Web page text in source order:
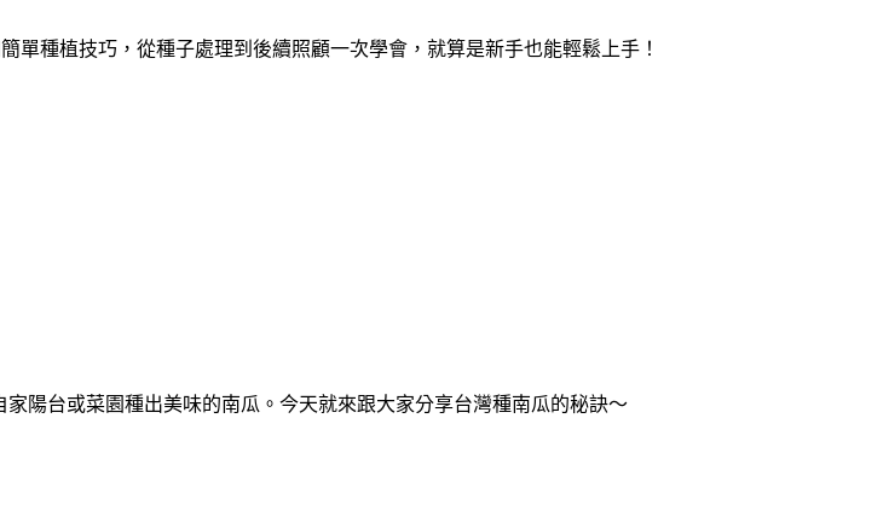
種植技巧，從種子處理到後續照顧一次學會，就算是新手也能輕鬆上手！
陽台或菜園種出美味的南瓜。今天就來跟大家分享台灣種南瓜的秘訣～